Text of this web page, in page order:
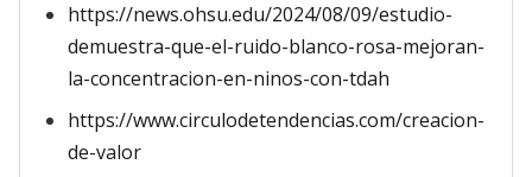
https://news.ohsu.edu/2024/08/09/estudio-
demuestra-que-el-ruido-blanco-rosa-mejoran-
la-concentracion-en-ninos-con-tdah
https://www.circulodetendencias.com/creacion-
de-valor